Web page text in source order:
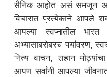
सैनिक आहोत असं समजून
विचारात प्रत्येकाने आपले
आपल्या स्वप्नातील भारत
अभ्यासाबरोबरच पर्यावरण,
नित्य वाचन, लहान
आपण सर्वांनी आपल्या